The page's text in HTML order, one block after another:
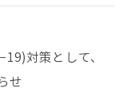
対策として、
せ